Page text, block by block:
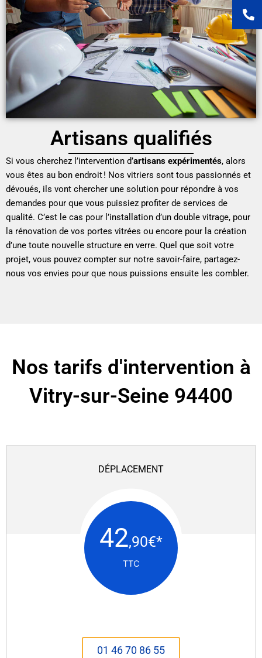
Artisans qualifiés
Si vous cherchez l’intervention d’artisans expérimentés, alors
vous êtes au bon endroit ! Nos vitriers sont tous passionnés et
dévoués, ils vont chercher une solution pour répondre à vos
demandes pour que vous puissiez profiter de services de
qualité. C’est le cas pour l’installation d’un double vitrage, pour
la rénovation de vos portes vitrées ou encore pour la création
d’une toute nouvelle structure en verre. Quel que soit votre
projet, vous pouvez compter sur notre savoir-faire, partagez-
nous vos envies pour que nous puissions ensuite les combler.
Nos tarifs d'intervention à
Vitry-sur-Seine 94400
DÉPLACEMENT
42,90€*
TTC
01 46 70 86 55